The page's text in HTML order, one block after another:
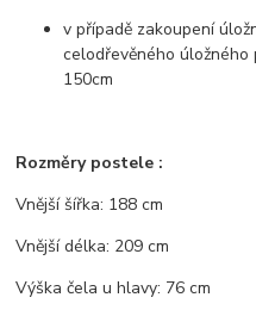
v případě zakoupení
celodřevěného
150cm
Rozměry postele :
Vnější šířka: 188 cm
Vnější délka: 209 cm
Výška čela u hlavy: 76 cm